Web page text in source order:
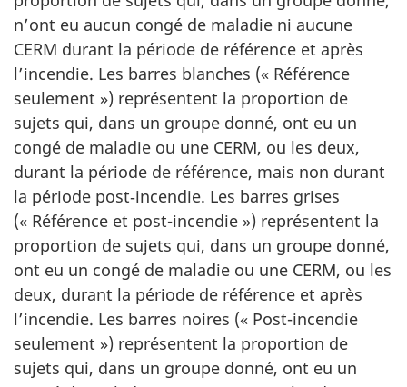
n’ont eu aucun congé de maladie ni aucune
CERM durant la période de référence et après
l’incendie. Les barres blanches (« Référence
seulement ») représentent la proportion de
sujets qui, dans un groupe donné, ont eu un
congé de maladie ou une CERM, ou les deux,
durant la période de référence, mais non durant
la période post‑incendie. Les barres grises
(« Référence et post-incendie ») représentent la
proportion de sujets qui, dans un groupe donné,
ont eu un congé de maladie ou une CERM, ou les
deux, durant la période de référence et après
l’incendie. Les barres noires (« Post-incendie
seulement ») représentent la proportion de
sujets qui, dans un groupe donné, ont eu un